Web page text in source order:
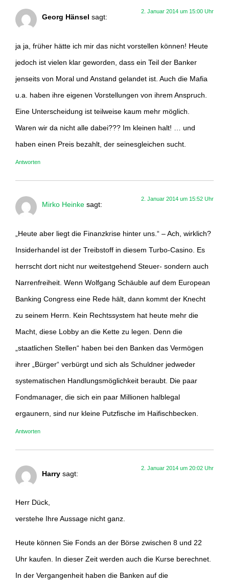
Georg Hänsel sagt:
2. Januar 2014 um 15:00 Uhr
ja ja, früher hätte ich mir das nicht vorstellen können! Heute
jedoch ist vielen klar geworden, dass ein Teil der Banker
jenseits von Moral und Anstand gelandet ist. Auch die Mafia
u.a. haben ihre eigenen Vorstellungen von ihrem Anspruch.
Eine Unterscheidung ist teilweise kaum mehr möglich.
Waren wir da nicht alle dabei??? Im kleinen halt! … und
haben einen Preis bezahlt, der seinesgleichen sucht.
Antworten
Mirko Heinke sagt:
2. Januar 2014 um 15:52 Uhr
„Heute aber liegt die Finanzkrise hinter uns.“ – Ach, wirklich?
Insiderhandel ist der Treibstoff in diesem Turbo-Casino. Es
herrscht dort nicht nur weitestgehend Steuer- sondern auch
Narrenfreiheit. Wenn Wolfgang Schäuble auf dem European
Banking Congress eine Rede hält, dann kommt der Knecht
zu seinem Herrn. Kein Rechtssystem hat heute mehr die
Macht, diese Lobby an die Kette zu legen. Denn die
„staatlichen Stellen“ haben bei den Banken das Vermögen
ihrer „Bürger“ verbürgt und sich als Schuldner jedweder
systematischen Handlungsmöglichkeit beraubt. Die paar
Fondmanager, die sich ein paar Millionen halblegal
ergaunern, sind nur kleine Putzfische im Haifischbecken.
Antworten
Harry sagt:
2. Januar 2014 um 20:02 Uhr
Herr Dück,
verstehe Ihre Aussage nicht ganz.
Heute können Sie Fonds an der Börse zwischen 8 und 22
Uhr kaufen. In dieser Zeit werden auch die Kurse berechnet.
In der Vergangenheit haben die Banken auf die